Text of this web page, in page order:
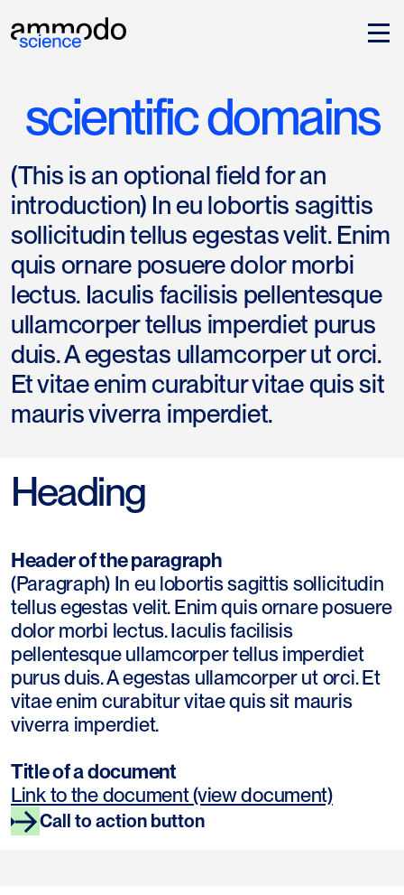
scientific domains
(This is an optional field for an
introduction) In eu lobortis sagittis
sollicitudin tellus egestas velit. Enim
quis ornare posuere dolor morbi
lectus. Iaculis facilisis pellentesque
ullamcorper tellus imperdiet purus
duis. A egestas ullamcorper ut orci.
Et vitae enim curabitur vitae quis sit
mauris viverra imperdiet.
Heading
Header of the paragraph
(Paragraph) In eu lobortis sagittis sollicitudin
tellus egestas velit. Enim quis ornare posuere
dolor morbi lectus. Iaculis facilisis
pellentesque ullamcorper tellus imperdiet
purus duis. A egestas ullamcorper ut orci. Et
vitae enim curabitur vitae quis sit mauris
viverra imperdiet.
Title of a document
Link to the document (view document)
Call to action button